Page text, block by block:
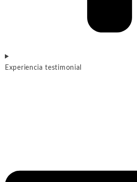
Experiencia testimonial